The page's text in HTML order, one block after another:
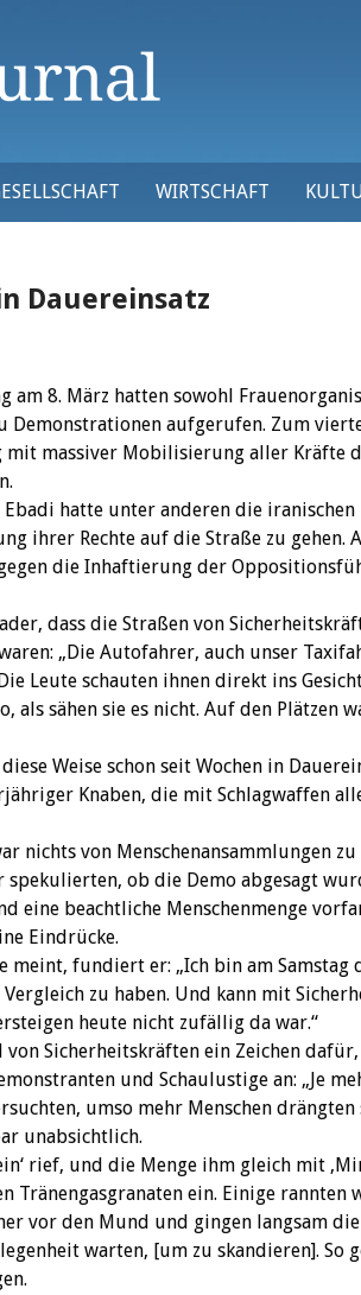
WIRTSCHAFT
Dauereinsatz
am 8. März hatten sowohl
Demonstrationen aufgerufen. Zum
mit massiver Mobilisierung aller Kräfte
hatte unter anderen die iranischen
ihrer Rechte auf die Straße zu gehen.
die Inhaftierung der
dass die Straßen von
„Die Autofahrer, auch unser
Leute schauten ihnen direkt ins
als sähen sie es nicht. Auf den Plätzen
Weise schon seit Wochen in
Knaben, die mit Schlagwaffen
nichts von Menschenansammlungen zu
spekulierten, ob die Demo abgesagt
eine beachtliche Menschenmenge
Eindrücke.
meint, fundiert er: „Ich bin am Samstag
zu haben. Und kann mit
heute nicht zufällig da war.“‎
Sicherheitskräften ein Zeichen
und Schaulustige an: „Je
umso mehr Menschen
unabsichtlich.
rief, und die Menge ihm gleich mit
Tränengasgranaten ein. Einige rannten
vor den Mund und gingen langsam
warten, [um zu skandieren]. So